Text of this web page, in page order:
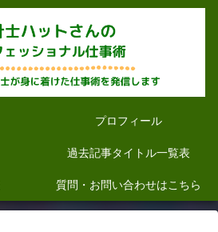
プロフィール
過去記事タイトル一覧表
質問・お問い合わせはこちら